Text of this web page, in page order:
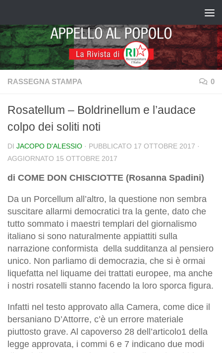
RASSEGNA STAMPA 0
Rosatellum – Boldrinellum e l’audace
colpo dei soliti noti
DI JACOPO D'ALESSIO · PUBBLICATO 17 OTTOBRE 2017 ·
AGGIORNATO 15 OTTOBRE 2017
di COME DON CHISCIOTTE (Rosanna Spadini)
Da un Porcellum all’altro, la questione non sembra
suscitare allarmi democratici tra la gente, dato che
tutto sommato i maestri templari del giornalismo
italiano si sono naturalmente appiattiti sulla
narrazione conformista della sudditanza al pensiero
unico. Non parliamo di democrazia, che si è ormai
liquefatta nel liquame dei trattati europee, ma anche
i nostri rosatelli stanno facendo la loro sporca figura.
Infatti nel testo approvato alla Camera, come dice il
bersaniano D’Attorre, c’è un errore materiale
piuttosto grave. Al capoverso 28 dell’articolo1 della
legge approvata, i commi 6 e 7 indicano due modi